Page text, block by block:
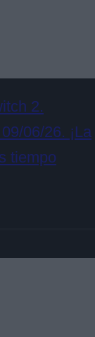
2.
06/26. ¡La
tiempo